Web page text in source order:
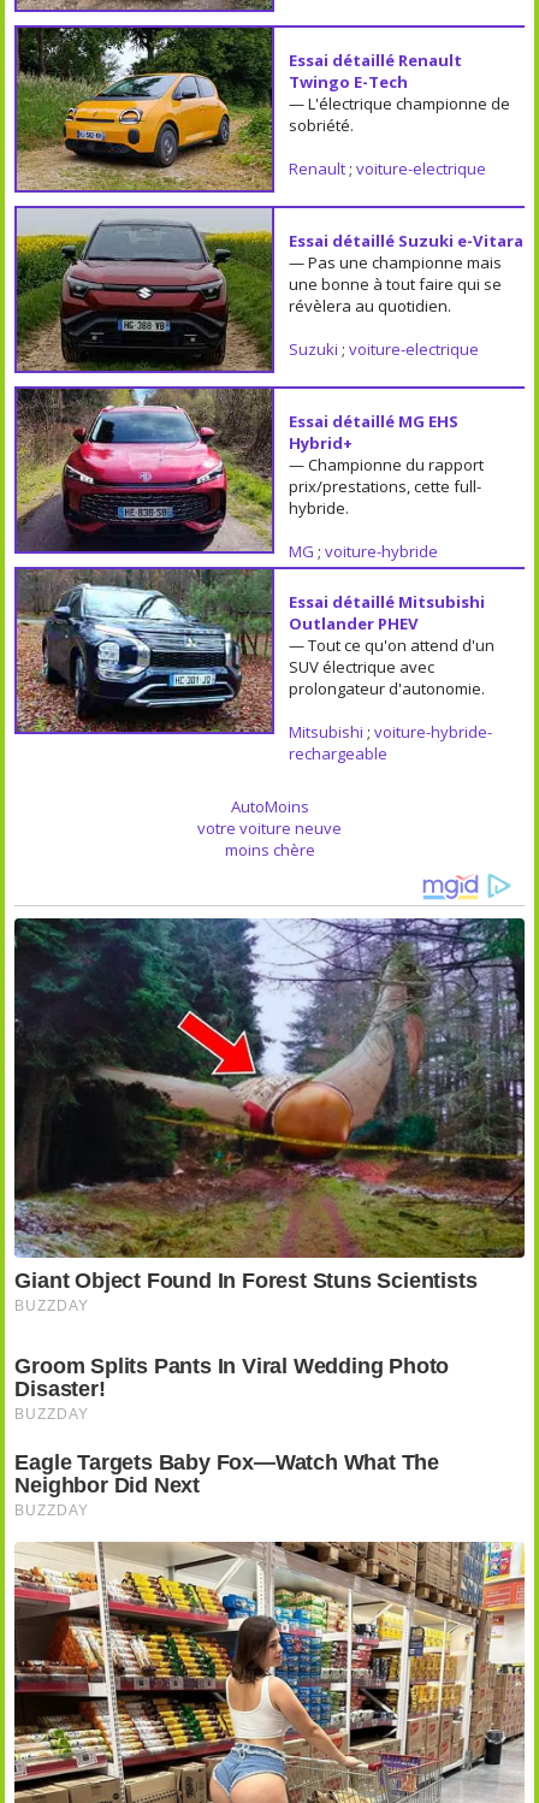
Essai détaillé Renault
Twingo E-Tech
— L'électrique championne de
sobriété.
Renault; voiture-electrique
Essai détaillé Suzuki e-Vitara
— Pas une championne mais
une bonne à tout faire qui se
révèlera au quotidien.
Suzuki ; voiture-electrique
Essai détaillé MG EHS
Hybrid+
— Championne du rapport
prix/prestations, cette full-
hybride.
MG ; voiture-hybride
Essai détaillé Mitsubishi
Outlander PHEV
— Tout ce qu'on attend d'un
SUV électrique avec
prolongateur d'autonomie.
Mitsubishi ; voiture-hybride-
rechargeable
AutoMoins
votre voiture neuve
moins chère